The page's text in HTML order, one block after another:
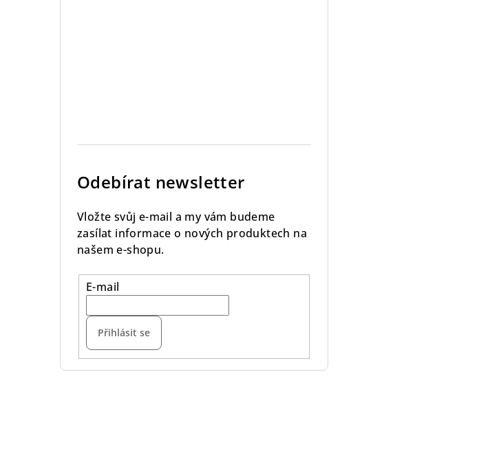
Odebírat newsletter
Vložte svůj e-mail a my vám budeme
zasílat informace o nových produktech na
našem e-shopu.
E-mail
Přihlásit se